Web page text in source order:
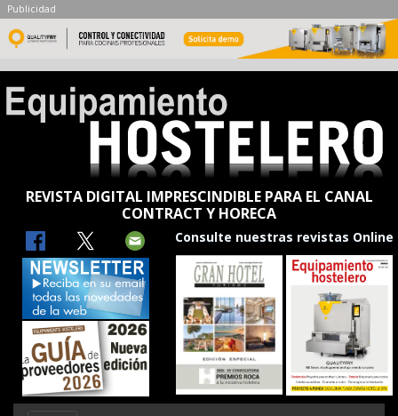
Publicidad
REVISTA DIGITAL IMPRESCINDIBLE PARA EL CANAL
CONTRACT Y HORECA
Consulte nuestras revistas Online